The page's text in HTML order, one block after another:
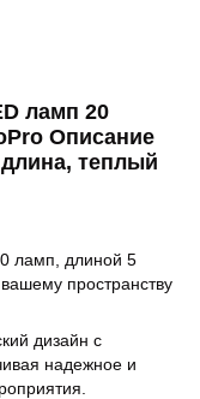
ламп 20
Описание
теплый
ламп, длиной 5
пространству
дизайн с
надежное и